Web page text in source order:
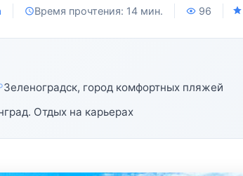
Время прочтения: 14 мин. 96
Зеленоградск, город комфортных пляжей
Отдых на карьерах